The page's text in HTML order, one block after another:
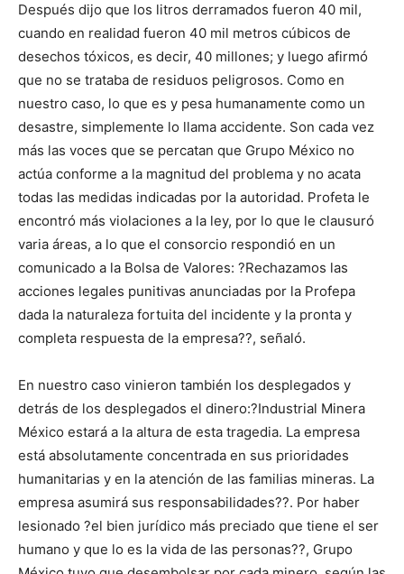
Después dijo que los litros derramados fueron 40 mil,
cuando en realidad fueron 40 mil metros cúbicos de
desechos tóxicos, es decir, 40 millones; y luego afirmó
que no se trataba de residuos peligrosos. Como en
nuestro caso, lo que es y pesa humanamente como un
desastre, simplemente lo llama accidente. Son cada vez
más las voces que se percatan que Grupo México no
actúa conforme a la magnitud del problema y no acata
todas las medidas indicadas por la autoridad. Profeta le
encontró más violaciones a la ley, por lo que le clausuró
varia áreas, a lo que el consorcio respondió en un
comunicado a la Bolsa de Valores: ?Rechazamos las
acciones legales punitivas anunciadas por la Profepa
dada la naturaleza fortuita del incidente y la pronta y
completa respuesta de la empresa??, señaló.
En nuestro caso vinieron también los desplegados y
detrás de los desplegados el dinero:?Industrial Minera
México estará a la altura de esta tragedia. La empresa
está absolutamente concentrada en sus prioridades
humanitarias y en la atención de las familias mineras. La
empresa asumirá sus responsabilidades??. Por haber
lesionado ?el bien jurídico más preciado que tiene el ser
humano y que lo es la vida de las personas??, Grupo